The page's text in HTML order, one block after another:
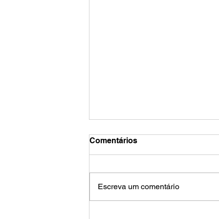
Comentários
Escreva um comentário